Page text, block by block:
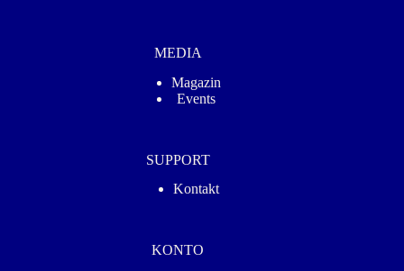
MEDIA
Magazin
Events
SUPPORT
Kontakt
KONTO